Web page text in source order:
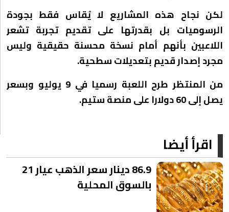
لكن نجاح هذه المشاريع لا يُقاس فقط بجودة
الرسوميات بل بقدرتها على تقديم تجربة تشعر
اللاعبين بأنهم أمام نسخة محسنة حقيقية وليس
مجرد إصدار قديم بتعديلات سطحية.
من المنتظر طرح اللعبة رسميا في 9 يوليو وبسعر
يصل إلى 60 دولارا على منصة ستيم.
اقرأ أيضا
86.9 دينار سعر الذهب عيار 21
بالسوق المحلية